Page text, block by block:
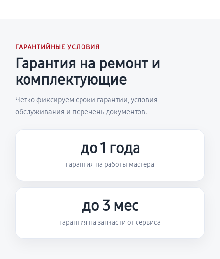
ГАРАНТИЙНЫЕ УСЛОВИЯ
Гарантия на ремонт и
комплектующие
Четко фиксируем сроки гарантии, условия
обслуживания и перечень документов.
до 1 года
гарантия на работы мастера
до 3 мес
гарантия на запчасти от сервиса